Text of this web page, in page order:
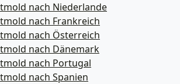
nach Niederlande
nach Frankreich
nach Österreich
nach Dänemark
nach Portugal
nach Spanien